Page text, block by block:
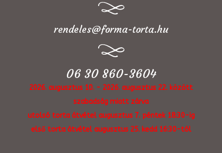
rendeles@forma-torta.hu
06 30 860-3604
2026. augusztus 10. - 2026. augusztus 22. között
szabadság miatt zárva
utolsó torta átvétel augusztus 7. péntek 18:30-ig
első torta átvétel augusztus 25. kedd 16:30-tól